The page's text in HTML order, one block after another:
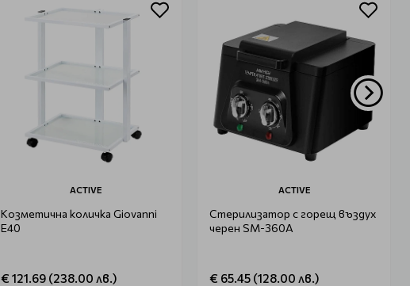
ACTIVE
Козметична количка Giovanni
E40
€ 121.69 (238.00 лв.)
ACTIVE
Стерилизатор с горещ въздух
черен SM-360A
€ 65.45 (128.00 лв.)